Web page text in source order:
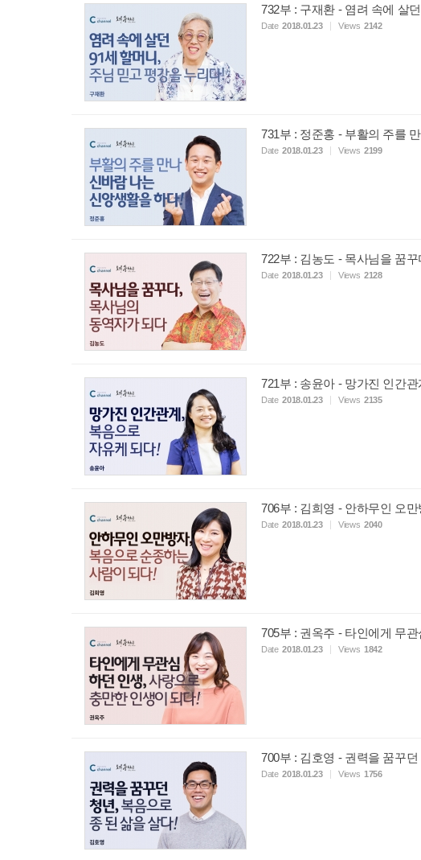
732부 : 구재환 - 염려 속에 살
Date 2018.01.23 Views 2142
731부 : 정준홍 - 부활의 주를
Date 2018.01.23 Views 2199
722부 : 김농도 - 목사님을 꿈
Date 2018.01.23 Views 2128
721부 : 송윤아 - 망가진 인간
Date 2018.01.23 Views 2135
706부 : 김희영 - 안하무인 오
Date 2018.01.23 Views 2040
705부 : 권옥주 - 타인에게 무
Date 2018.01.23 Views 1842
700부 : 김호영 - 권력을 꿈꾸
Date 2018.01.23 Views 1756